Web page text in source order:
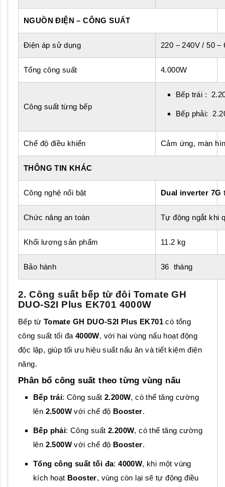
NGUỒN ĐIỆN – CÔNG SUẤT
Điện áp sử dụng 220 – 240V / 50 –
Tổng công suất 4.000W
Công suất từng bếp
Bếp trái :
Bếp phải:
Chế độ điều khiển Cảm ứng, màn
THÔNG TIN KHÁC
Công nghệ nổi bật Dual inverter 7G
Chức năng an toàn Tự động ngắt khi
Khối lượng sản phẩm 11.2 kg
Bảo hành 36 tháng
2. Công suất bếp từ đôi Tomate GH
DUO-S2I Plus EK701 4000W
Bếp từ Tomate GH DUO-S2I Plus EK701 có tổng
công suất tối đa 4000W, với hai vùng nấu hoạt động
độc lập, giúp tối ưu hiệu suất nấu ăn và tiết kiệm điện
năng.
Phân bổ công suất theo từng vùng nấu
Bếp trái: Công suất2.200W, có thể tăng cường
lên 2.500W với chế độ Booster.
Bếp phải: Công suất2.200W, có thể tăng cường
lên 2.500W với chế độ Booster.
Tổng công suất tối đa:4000W, khi một vùng
kích hoạt Booster, vùng còn lại sẽ tự động điều